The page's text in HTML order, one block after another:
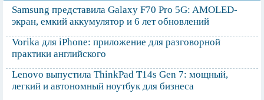
Samsung представила Galaxy F70 Pro 5G: AMOLED-
экран, емкий аккумулятор и 6 лет обновлений
Vorika для iPhone: приложение для разговорной
практики английского
Lenovo выпустила ThinkPad T14s Gen 7: мощный,
легкий и автономный ноутбук для бизнеса